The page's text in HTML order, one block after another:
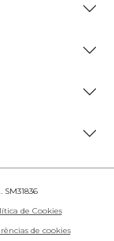
de Cookies
de cookies